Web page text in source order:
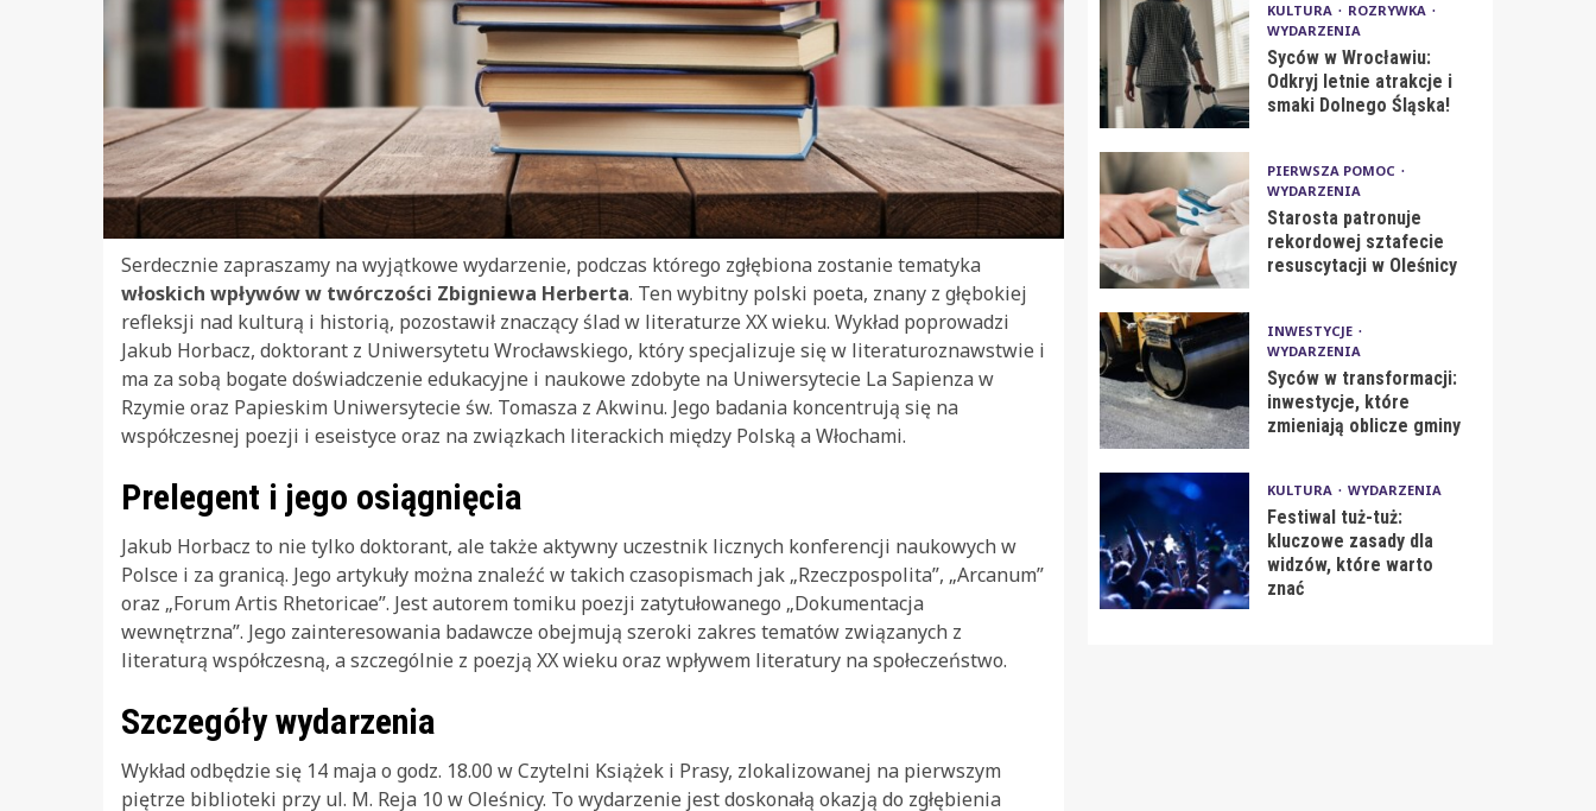
Serdecznie zapraszamy na wyjątkowe wydarzenie, podczas którego zgłębiona zostanie tematyka
włoskich wpływów w twórczości Zbigniewa Herberta. Ten wybitny polski poeta, znany z głębokiej
refleksji nad kulturą i historią, pozostawił znaczący ślad w literaturze XX wieku. Wykład poprowadzi
Jakub Horbacz, doktorant z Uniwersytetu Wrocławskiego, który specjalizuje się w literaturoznawstwie i
ma za sobą bogate doświadczenie edukacyjne i naukowe zdobyte na Uniwersytecie La Sapienza w
Rzymie oraz Papieskim Uniwersytecie św. Tomasza z Akwinu. Jego badania koncentrują się na
współczesnej poezji i eseistyce oraz na związkach literackich między Polską a Włochami.
Prelegent i jego osiągnięcia
Jakub Horbacz to nie tylko doktorant, ale także aktywny uczestnik licznych konferencji naukowych w
Polsce i za granicą. Jego artykuły można znaleźć w takich czasopismach jak „Rzeczpospolita”, „Arcanum”
oraz „Forum Artis Rhetoricae”. Jest autorem tomiku poezji zatytułowanego „Dokumentacja
wewnętrzna”. Jego zainteresowania badawcze obejmują szeroki zakres tematów związanych z
literaturą współczesną, a szczególnie z poezją XX wieku oraz wpływem literatury na społeczeństwo.
Szczegóły wydarzenia
Wykład odbędzie się 14 maja o godz. 18.00 w Czytelni Książek i Prasy, zlokalizowanej na pierwszym
piętrze biblioteki przy ul. M. Reja 10 w Oleśnicy. To wydarzenie jest doskonałą okazją do zgłębienia
KULTURA
ROZRYWKA
WYDARZENIA
Syców w Wrocławiu:
Odkryj letnie atrakcje i
smaki Dolnego Śląska!
PIERWSZA POMOC
WYDARZENIA
Starosta patronuje
rekordowej sztafecie
resuscytacji w Oleśnicy
INWESTYCJE
WYDARZENIA
Syców w transformacji:
inwestycje, które
zmieniają oblicze gminy
KULTURA WYDARZENIA
Festiwal tuż-tuż:
kluczowe zasady dla
widzów, które warto
znać